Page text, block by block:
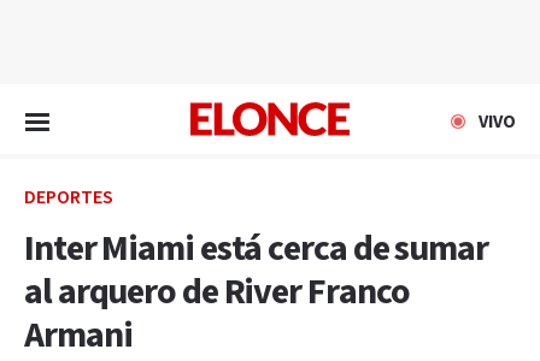
VIVO
DEPORTES
Inter Miami está cerca de sumar
al arquero de River Franco
Armani